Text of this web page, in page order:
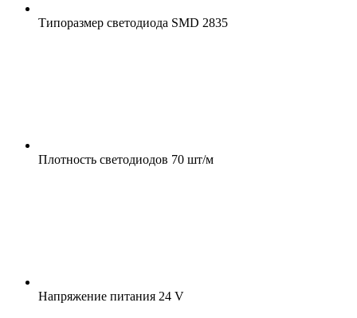
Типоразмер светодиода SMD 2835
Плотность светодиодов 70 шт/м
Напряжение питания 24 V